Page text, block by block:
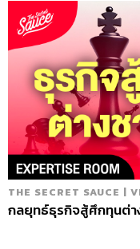
แตกต่างจากบ้านเรา บ้
สุริยา เพราะสุริยาคือ
บริการ แต่
Funeral
แบบของวัดเริ่มมีบริก
ทางร้านนิดนึง ถ้าเกิด
มันวิ่งไปเร็ว ทางวัดเ
อย่างเลย แล้วเราเป็
บ้านเราเดี๋ยวนี้มีธุรกิจ
อยู่ และยังมีความเชื่อ
ได้ แต่ผมคิดว่าในอนา
เรายังย่ำเท้าอยู่กับที่”
THE SECRET SAUCE |
กลยุทธ์ธุรกิจสู้ศึกทุนต่า